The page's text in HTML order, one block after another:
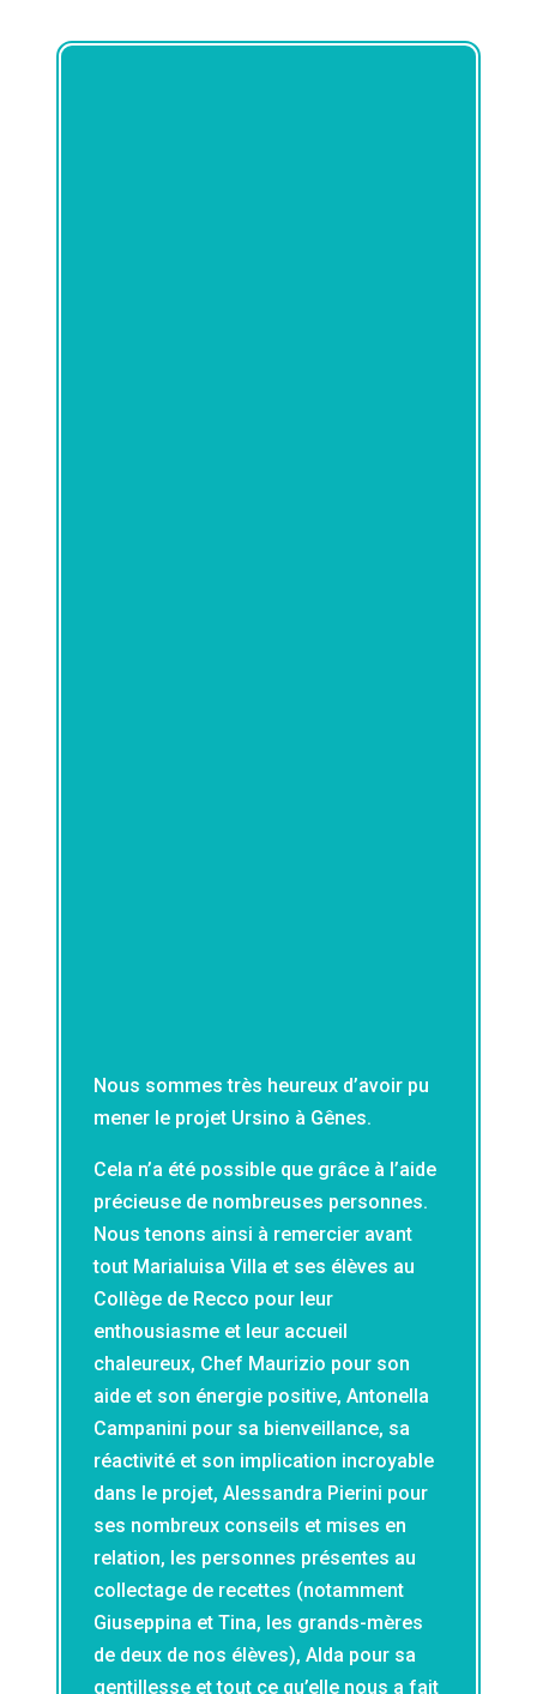
Nous sommes très heureux d’avoir pu
mener le projet Ursino à Gênes.
Cela n’a été possible que grâce à l’aide
précieuse de nombreuses personnes.
Nous tenons ainsi à remercier avant
tout Marialuisa Villa et ses élèves au
Collège de Recco pour leur
enthousiasme et leur accueil
chaleureux, Chef Maurizio pour son
aide et son énergie positive, Antonella
Campanini pour sa bienveillance, sa
réactivité et son implication incroyable
dans le projet, Alessandra Pierini pour
ses nombreux conseils et mises en
relation, les personnes présentes au
collectage de recettes (notamment
Giuseppina et Tina, les grands-mères
de deux de nos élèves), Alda pour sa
gentillesse et tout ce qu’elle nous a fait